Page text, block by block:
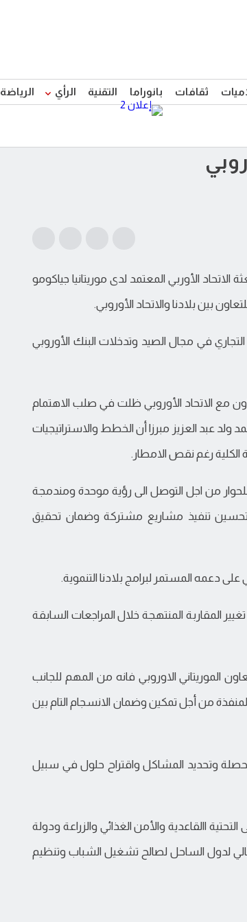
ثقافات بانوراما التقنية الرأي الرياضة
الاتحاد الأوربي المعتمد لدى موريتانيا جياكومو
بين بلادنا والاتحاد الأوروبي.
في مجال الصيد وتدخلات البنك الأوروبي
مع الاتحاد الأوروبي ظلت في صلب الاهتمام
عبد العزيز مبرزا أن الخطط والاستراتيجيات
الكلية رغم نقص الامطار.
من اجل التوصل الى رؤية موحدة ومندمجة
تحسين تنفيذ مشاريع مشتركة وضمان تحقيق
دعمه المستمر لبرامج بلادنا التنموية.
المقاربة المنتهجة خلال المراجعات السابقة
الموريتاني الاوروبي فانه من المهم للجانب
من أجل تمكين وضمان الانسجام التام بين
وتحديد المشاكل واقتراح حلول في سبيل
االقاعدية والأمن الغذائي والزراعة ودولة
لدول الساحل لصالح تشغيل الشباب وتنظيم